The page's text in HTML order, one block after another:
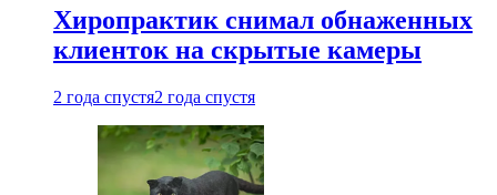
Хиропрактик снимал обнаженных
клиенток на скрытые камеры
2 года спустя2 года спустя